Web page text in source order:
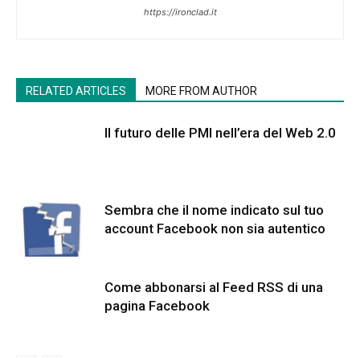
https://ironclad.it
RELATED ARTICLES MORE FROM AUTHOR
Il futuro delle PMI nell’era del Web 2.0
Sembra che il nome indicato sul tuo
account Facebook non sia autentico
Come abbonarsi al Feed RSS di una
pagina Facebook